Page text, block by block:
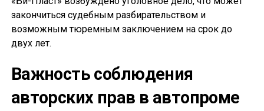
закончиться судебным разбирательством и
возможным тюремным заключением на срок до
двух лет.
Важность соблюдения
авторских прав в автопроме